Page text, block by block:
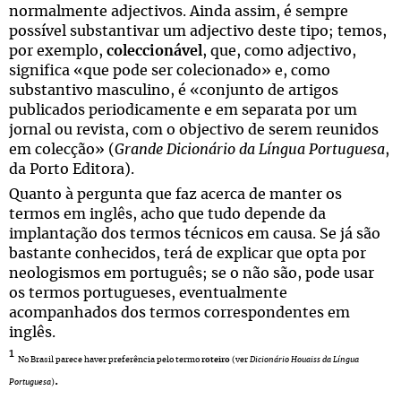
normalmente adjectivos. Ainda assim, é sempre
possível substantivar um adjectivo deste tipo; temos,
por exemplo, coleccionável , que, como adjectivo,
significa «que pode ser colecionado» e, como
substantivo masculino, é «conjunto de artigos
publicados periodicamente e em separata por um
jornal ou revista, com o objectivo de serem reunidos
em colecção» (Grande Dicionário da Língua Portuguesa,
da Porto Editora).
Quanto à pergunta que faz acerca de manter os
termos em inglês, acho que tudo depende da
implantação dos termos técnicos em causa. Se já são
bastante conhecidos, terá de explicar que opta por
neologismos em português; se o não são, pode usar
os termos portugueses, eventualmente
acompanhados dos termos correspondentes em
inglês.
1
No Brasil parece haver preferência pelo termo roteiro (ver Dicionário Houaiss da Língua
Portuguesa).